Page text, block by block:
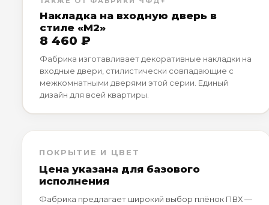
Накладка на входную дверь в
стиле «М2»
8 460 ₽
Фабрика изготавливает декоративные накладки на
входные двери, стилистически совпадающие с
межкомнатными дверями этой серии. Единый
дизайн для всей квартиры.
ПОКРЫТИЕ И ЦВЕТ
Цена указана для базового
исполнения
Фабрика предлагает широкий выбор плёнок ПВХ —